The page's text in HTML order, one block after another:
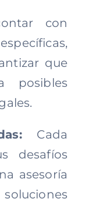
con
que
posibles
Cada
desafíos
asesoría